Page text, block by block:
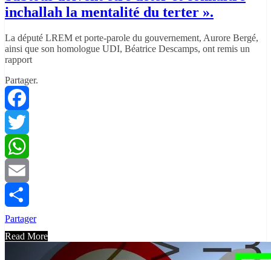
inchallah la mentalité du terter ».
La député LREM et porte-parole du gouvernement, Aurore Bergé,
ainsi que son homologue UDI, Béatrice Descamps, ont remis un
rapport
Partager.
Facebook
Twitter
WhatsApp
Email
Partager
Read More